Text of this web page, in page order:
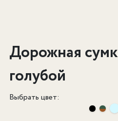
Дорожная
голубой
Выбрать цвет: